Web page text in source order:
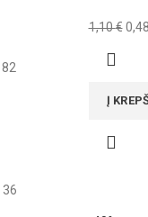
82
36
1,10€ 0,48
Į